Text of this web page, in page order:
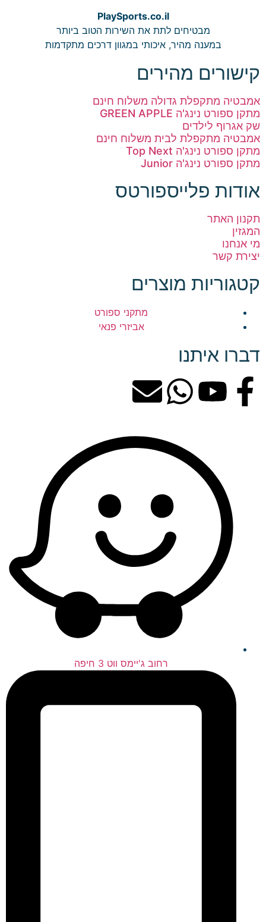
PlaySports.co.il
מבטיחים לתת את השירות הטוב ביותר
במענה מהיר, איכותי במגוון דרכים מתקדמות
קישורים מהירים
אמבטיה מתקפלת גדולה משלוח חינם
מתקן ספורט נינג'ה GREEN APPLE
שק אגרוף לילדים
אמבטיה מתקפלת לבית משלוח חינם
מתקן ספורט נינג'ה Top Next
מתקן ספורט נינג'ה Junior
אודות פלייספורטס
תקנון האתר
המגזין
מי אנחנו
יצירת קשר
קטגוריות מוצרים
מתקני ספורט
אביזרי פנאי
דברו איתנו
רחוב ג'יימס ווט 3 חיפה